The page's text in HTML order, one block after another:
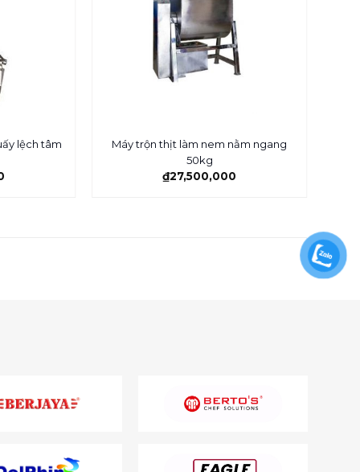
lệch tâm
Máy trộn thịt làm nem nằm ngang
50kg
₫27,500,000